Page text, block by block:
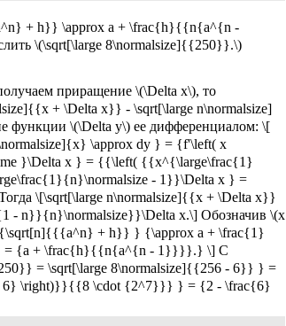
+ h}} \approx a + \frac{h}{{n{a^{n -
\(\sqrt[\large 8\normalsize]{{250}}.\)
приращение \(\Delta x\), то
+ \Delta x}} - \sqrt[\large n\normalsize]
функции \(\Delta y\) ее дифференциалом: \[
\approx dy } = {f'\left( x
}\Delta x } = {{\left( {{x^{\large\frac{1}
- 1}}\Delta x } =
\[\sqrt[\large n\normalsize]{{x + \Delta x}}
- n}}{n}\normalsize}}\Delta x.\] Обозначив \(x
{\sqrt[n]{{{a^n} + h}} } {\approx a + \frac{1}
= {a + \frac{h}{{n{a^{n - 1}}}}.} \] С
= \sqrt[\large 8\normalsize]{{256 - 6}} } =
6} \right)}}{{8 \cdot {2^7}}} } = {2 - \frac{6}